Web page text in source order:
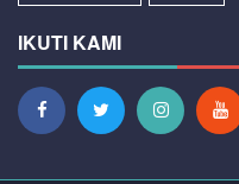
IKUTI KAMI